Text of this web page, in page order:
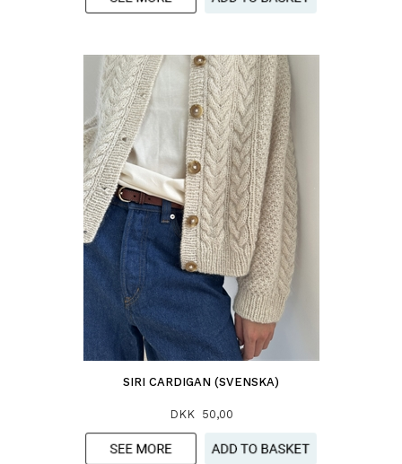
SIRI CARDIGAN (SVENSKA)
DKK 50,00